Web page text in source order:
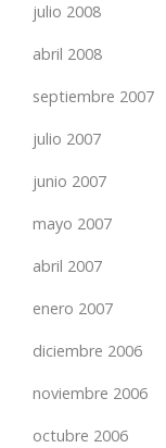
julio 2008
abril 2008
septiembre 2007
julio 2007
junio 2007
mayo 2007
abril 2007
enero 2007
diciembre 2006
noviembre 2006
octubre 2006